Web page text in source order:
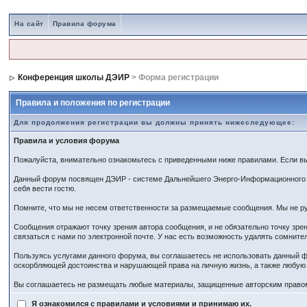
На сайт Правила форума
Конференция школы ДЭИР > Форма регистрации
Правила и положения по регистрации
Для продолжения регистрации вы должны принять нижеследующее:
Правила и условия форума
Пожалуйста, внимательно ознакомьтесь с приведенными ниже правилами. Если
Данный форум посвящен ДЭИР - системе Дальнейшего Энерго-Информационного
себя вести гостю.
Помните, что мы не несем ответственности за размещаемые сообщения. Мы не
Сообщения отражают точку зрения автора сообщения, и не обязательно точку
связаться с нами по электронной почте. У нас есть возможность удалять
Пользуясь услугами данного форума, вы соглашаетесь не использовать
оскорбляющей достоинства и нарушающей права на личную жизнь, а также
Вы соглашаетесь не размещать любые материалы, защищенные авторским
Я ознакомился с правилами и условиями и принимаю их.